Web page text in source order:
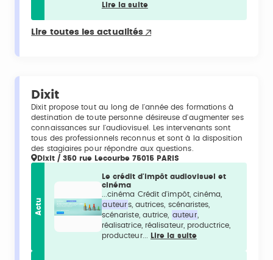
Lire la suite
Lire toutes les actualités
Dixit
Dixit propose tout au long de l'année des formations à
destination de toute personne désireuse d'augmenter ses
connaissances sur l'audiovisuel. Les intervenants sont
tous des professionnels reconnus et sont à la disposition
des stagiaires pour répondre aux questions.
Dixit / 350 rue Lecourbe 75015 PARIS
Actu
Le crédit d'impôt audiovisuel et
cinéma
...cinéma Crédit d'impôt, cinéma,
auteurs, autrices, scénaristes,
scénariste, autrice,
auteur
réalisatrice, réalisateur, productrice,
producteur...
Lire la suite